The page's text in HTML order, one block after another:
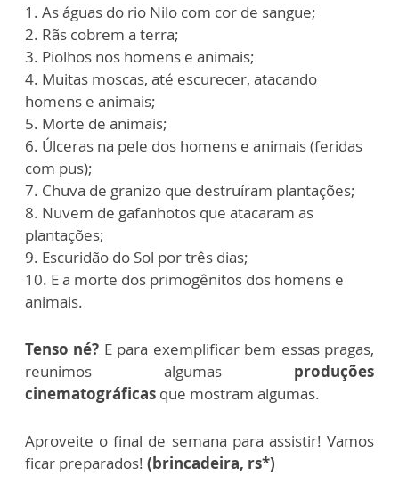
1. As águas do rio Nilo com cor de sangue;
2. Rãs cobrem a terra;
3. Piolhos nos homens e animais;
4. Muitas moscas, até escurecer, atacando
homens e animais;
5. Morte de animais;
6. Úlceras na pele dos homens e animais (feridas
com pus);
7. Chuva de granizo que destruíram plantações;
8. Nuvem de gafanhotos que atacaram as
plantações;
9. Escuridão do Sol por três dias;
10. E a morte dos primogênitos dos homens e
animais.
Tenso né? E para exemplificar bem essas pragas,
reunimos algumas produções
cinematográficas que mostram algumas.
Aproveite o final de semana para assistir! Vamos
ficar preparados! (brincadeira, rs*)